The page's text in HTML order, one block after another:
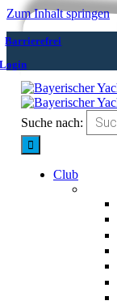
Zum Inhalt springen
Barrierefrei
Login
Suche nach:
Club